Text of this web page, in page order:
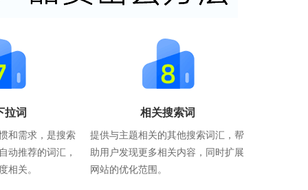
拉词
和需求，是搜索
动推荐的词汇，
相关。
相关搜索词
提供与主题相关的其他搜索词汇，帮
助用户发现更多相关内容，同时扩展
网站的优化范围。